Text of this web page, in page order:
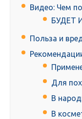
Видео: Чем
БУДЕТ
Польза и
Для
В
В